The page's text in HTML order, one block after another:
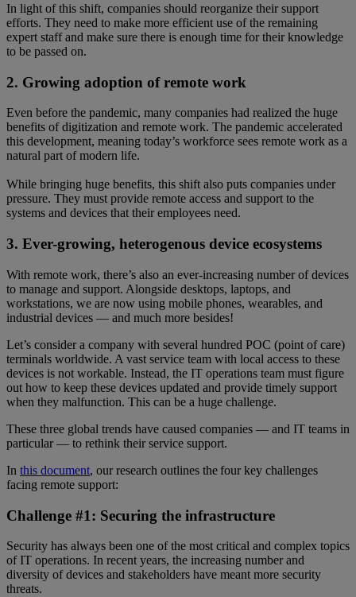
In light of this shift, companies should reorganize their support
efforts. They need to make more efficient use of the remaining
expert staff and make sure there is enough time for their knowledge
to be passed on.
2. Growing adoption of remote work
Even before the pandemic, many companies had realized the huge
benefits of digitization and remote work. The pandemic accelerated
this development, meaning today’s workforce sees remote work as a
natural part of modern life.
While bringing huge benefits, this shift also puts companies under
pressure. They must provide remote access and support to the
systems and devices that their employees need.
3. Ever-growing, heterogenous device ecosystems
With remote work, there’s also an ever-increasing number of devices
to manage and support. Alongside desktops, laptops, and
workstations, we are now using mobile phones, wearables, and
industrial devices — and much more besides!
Let’s consider a company with several hundred POC (point of care)
terminals worldwide. A vast service team with local access to these
devices is not workable. Instead, the IT operations team must figure
out how to keep these devices updated and provide timely support
when they malfunction. This can be a huge challenge.
These three global trends have caused companies — and IT teams in
particular — to rethink their service support.
In this document, our research outlines the four key challenges
facing remote support:
Challenge #1: Securing the infrastructure
Security has always been one of the most critical and complex topics
of IT operations. In recent years, the increasing number and
diversity of devices and stakeholders have meant more security
threats.